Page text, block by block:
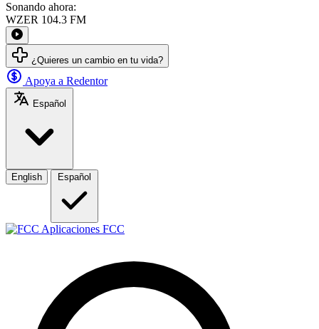
Sonando ahora:
WZER 104.3 FM
¿Quieres un cambio en tu vida?
Apoya a Redentor
Español
English Español
Aplicaciones FCC